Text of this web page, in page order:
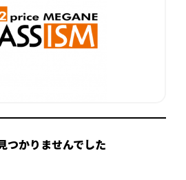
つかりませんでした